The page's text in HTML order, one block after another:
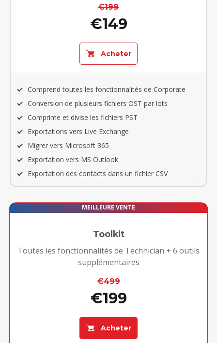
€199
€149
Acheter
Comprend toutes les fonctionnalités de Corporate
Conversion de plusieurs fichiers OST par lots
Comprime et divise les fichiers PST
Exportations vers Live Exchange
Migrer vers Microsoft 365
Exportation vers MS Outlook
Exportation des contacts dans un fichier CSV
MEILLEURE VENTE
Toolkit
Toutes les fonctionnalités de Technician + 6 outils
supplémentaires
€499
€199
Acheter